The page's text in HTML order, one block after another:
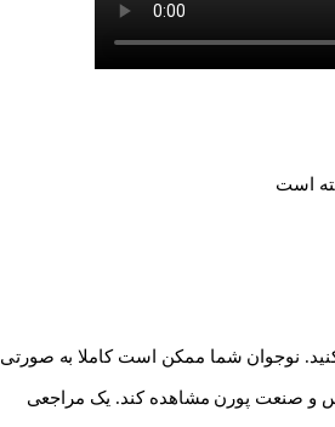
نوجوان شما ممکن است کاملا به صورتی
و صنعت پورن مشاهده کند. یک مراجعی